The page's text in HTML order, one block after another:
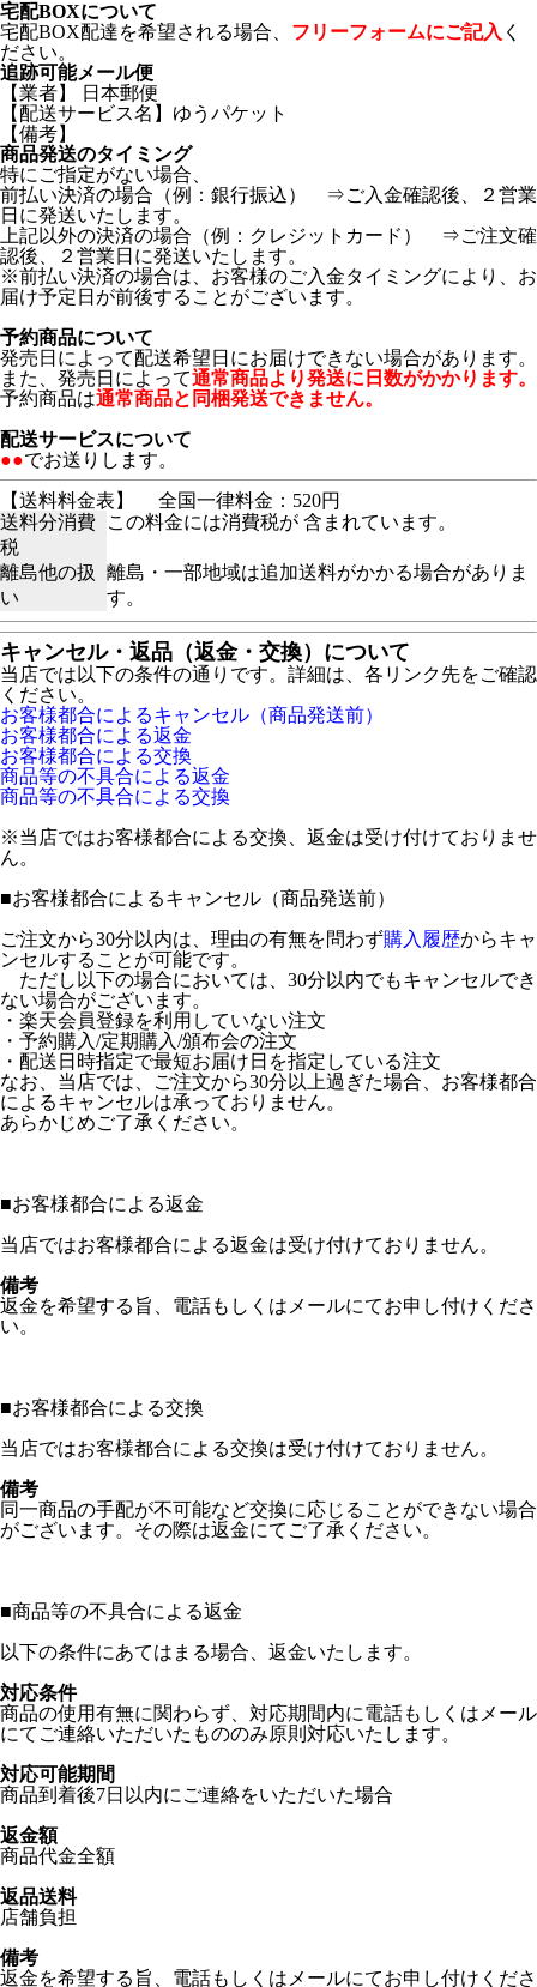
宅配BOXについて
宅配BOX配達を希望される場合、 フリーフォームにご記入 く
ださい。
追跡可能メール便
【業者】 日本郵便
【配送サービス名】ゆうパケット
【備考】
商品発送のタイミング
特にご指定がない場合、
前払い決済の場合（例：銀行振込） ⇒ご入金確認後、２営業
日に発送いたします。
上記以外の決済の場合（例：クレジットカード） ⇒ご注文確
認後、２営業日に発送いたします。
※前払い決済の場合は、お客様のご入金タイミングにより、お
届け予定日が前後することがございます。
予約商品について
発売日によって配送希望日にお届けできない場合があります。
また、発売日によって通常商品より発送に日数がかかります。
予約商品は通常商品と同梱発送できません。
配送サービスについて
●●でお送りします。
【送料料金表】
全国一律料金：520円
送料分消費
税
この料金には消費税が 含まれています。
離島他の扱
い
離島・一部地域は追加送料がかかる場合がありま
す。
キャンセル・返品（返金・交換）について
当店では以下の条件の通りです。詳細は、各リンク先をご確認
ください。
お客様都合によるキャンセル（商品発送前）
お客様都合による返金
お客様都合による交換
商品等の不具合による返金
商品等の不具合による交換
※当店ではお客様都合による交換、返金は受け付けておりませ
ん。
■お客様都合によるキャンセル（商品発送前）
ご注文から30分以内は、理由の有無を問わず購入履歴からキャ
ンセルすることが可能です。
ただし以下の場合においては、30分以内でもキャンセルでき
ない場合がございます。
・楽天会員登録を利用していない注文
・予約購入/定期購入/頒布会の注文
・配送日時指定で最短お届け日を指定している注文
なお、当店では、ご注文から30分以上過ぎた場合、お客様都合
によるキャンセルは承っておりません。
あらかじめご了承ください。
■お客様都合による返金
当店ではお客様都合による返金は受け付けておりません。
備考
返金を希望する旨、電話もしくはメールにてお申し付けくださ
い。
■お客様都合による交換
当店ではお客様都合による交換は受け付けておりません。
備考
同一商品の手配が不可能など交換に応じることができない場合
がございます。その際は返金にてご了承ください。
■商品等の不具合による返金
以下の条件にあてはまる場合、返金いたします。
対応条件
商品の使用有無に関わらず、対応期間内に電話もしくはメール
にてご連絡いただいたもののみ原則対応いたします。
対応可能期間
商品到着後7日以内にご連絡をいただいた場合
返金額
商品代金全額
返品送料
店舗負担
備考
返金を希望する旨、電話もしくはメールにてお申し付けくださ